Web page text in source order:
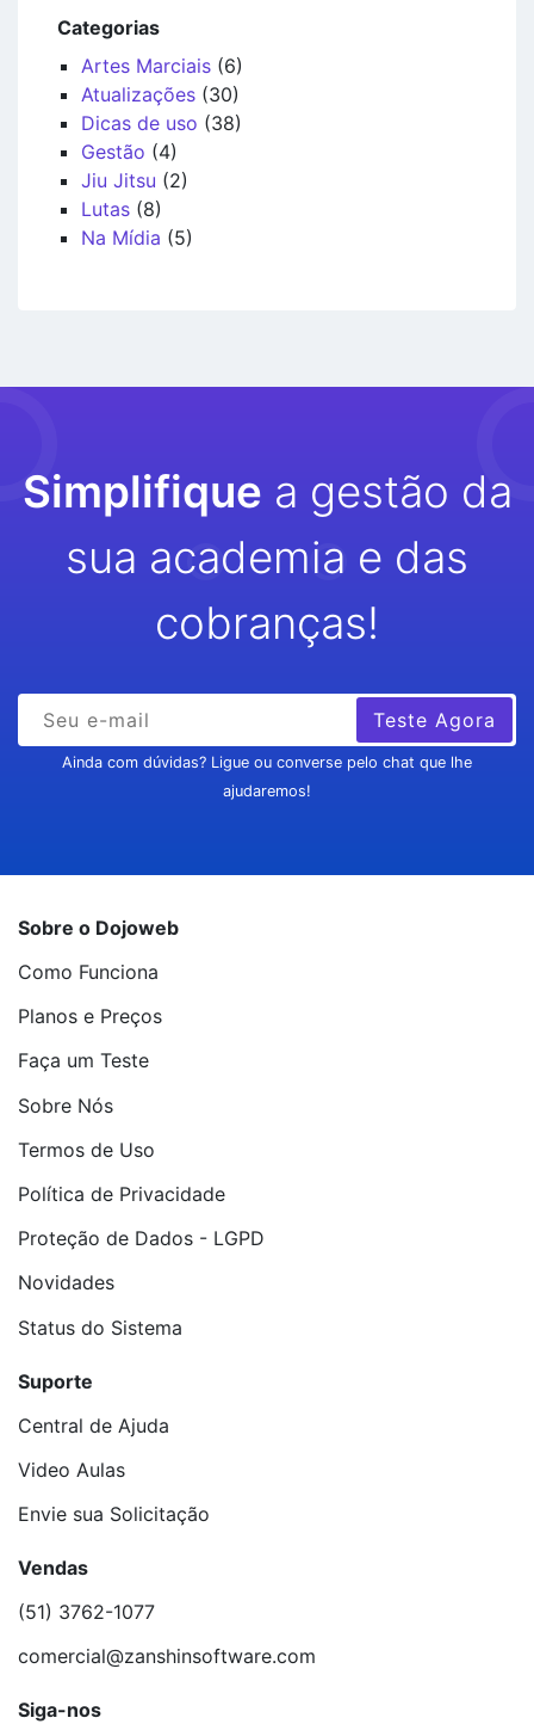
Categorias
Artes Marciais (6)
Atualizações (30)
Dicas de uso (38)
Gestão (4)
Jiu Jitsu (2)
Lutas (8)
Na Mídia (5)
Simplifique a gestão da
sua academia e das
cobranças!
Teste Agora
Ainda com dúvidas? Ligue ou converse pelo chat que lhe
ajudaremos!
Sobre o Dojoweb
Como Funciona
Planos e Preços
Faça um Teste
Sobre Nós
Termos de Uso
Política de Privacidade
Proteção de Dados - LGPD
Novidades
Status do Sistema
Suporte
Central de Ajuda
Video Aulas
Envie sua Solicitação
Vendas
(51) 3762-1077
comercial@zanshinsoftware.com
Siga-nos